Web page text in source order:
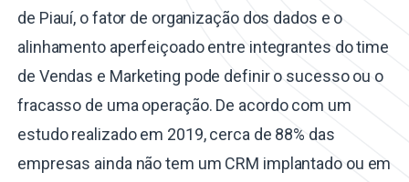
de Piauí, o fator de organização dos dados e o
alinhamento aperfeiçoado entre integrantes do time
de Vendas e Marketing pode definir o sucesso ou o
fracasso de uma operação. De acordo com um
estudo realizado em 2019, cerca de 88% das
empresas ainda não tem um CRM implantado ou em